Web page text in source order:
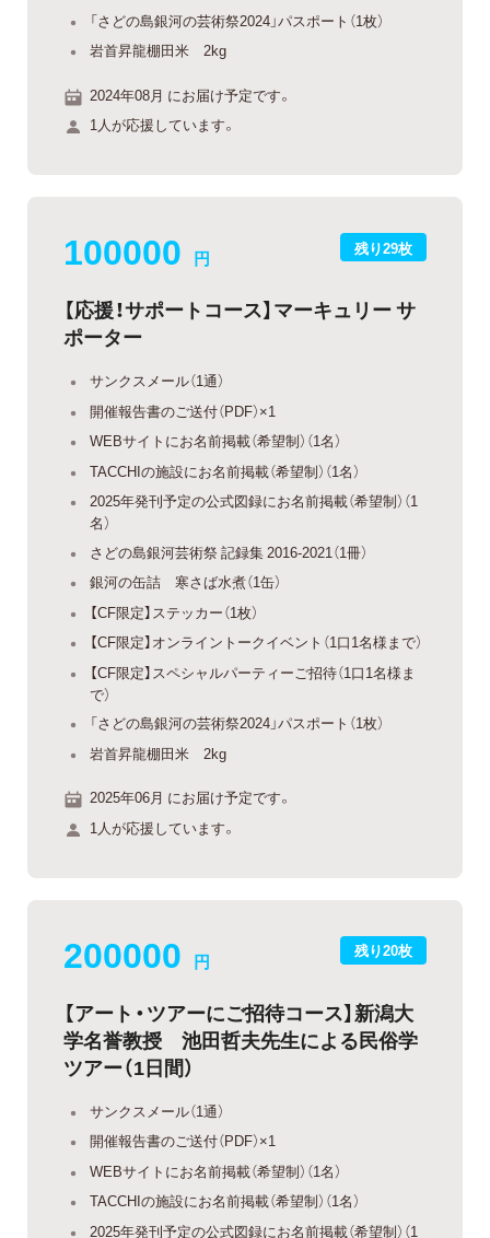
「さどの島銀河の芸術祭2024」パスポート（1枚）
岩首昇龍棚田米 2kg
2024年08月 にお届け予定です。
1人が応援しています。
残り29枚
100000 円
【応援！サポートコース】マーキュリー サ
ポーター
サンクスメール（1通）
開催報告書のご送付（PDF）×1
WEBサイトにお名前掲載（希望制）（1名）
TACCHIの施設にお名前掲載（希望制）（1名）
2025年発刊予定の公式図録にお名前掲載（希望制）（1
名）
さどの島銀河芸術祭 記録集 2016-2021（1冊）
銀河の缶詰 寒さば水煮（1缶）
【CF限定】ステッカー（1枚）
【CF限定】オンライントークイベント（1口1名様まで）
【CF限定】スペシャルパーティーご招待（1口1名様ま
で）
「さどの島銀河の芸術祭2024」パスポート（1枚）
岩首昇龍棚田米 2kg
2025年06月 にお届け予定です。
1人が応援しています。
残り20枚
200000 円
【アート・ツアーにご招待コース】新潟大
学名誉教授 池田哲夫先生による民俗学
ツアー（1日間）
サンクスメール（1通）
開催報告書のご送付（PDF）×1
WEBサイトにお名前掲載（希望制）（1名）
TACCHIの施設にお名前掲載（希望制）（1名）
2025年発刊予定の公式図録にお名前掲載（希望制）（1